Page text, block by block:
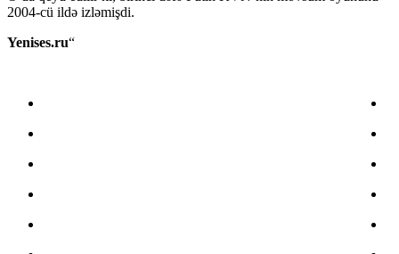
2004-cü ildə izləmişdi.
Yenises.ru“